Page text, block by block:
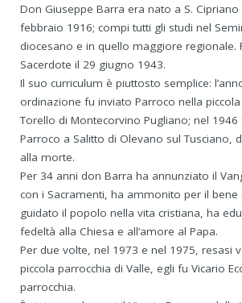
Don Giuseppe Barra era nato a S. Cipriano
febbraio 1916; compi tutti gli studi nel
diocesano e in quello maggiore regionale.
Sacerdote il 29 giugno 1943.
Il suo curriculum è piuttosto semplice:
ordinazione fu inviato Parroco nella
Torello di Montecorvino Pugliano; nel
Parroco a Salitto di Olevano sul Tusciano,
alla morte.
Per 34 anni don Barra ha annunziato il
con i Sacramenti, ha ammonito per il bene
guidato il popolo nella vita cristiana, ha
fedeltà alla Chiesa e all’amore al Papa.
Per due volte, nel 1973 e nel 1975, resasi
piccola parrocchia di Valle, egli fu Vicario
parrocchia.